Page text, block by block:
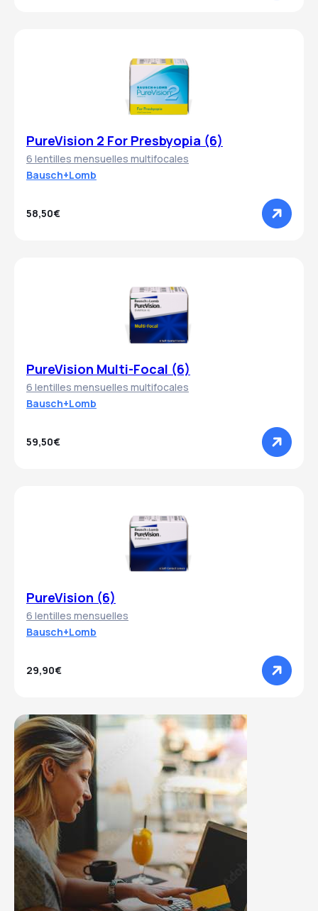
PureVision 2 For Presbyopia (6)
6 lentilles mensuelles multifocales
Bausch+Lomb
58,50€
PureVision Multi-Focal (6)
6 lentilles mensuelles multifocales
Bausch+Lomb
59,50€
PureVision (6)
6 lentilles mensuelles
Bausch+Lomb
29,90€